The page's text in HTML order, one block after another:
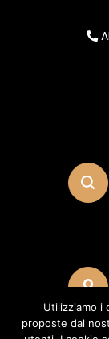
Utilizziamo i
proposte dal